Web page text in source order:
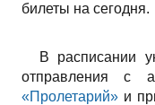
билеты на сегодня.
В расписании
отправления с
«Пролетарий» и